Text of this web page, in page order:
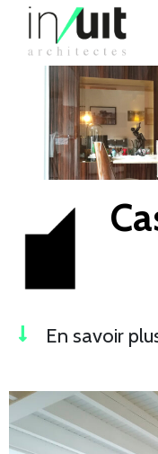
En savoir